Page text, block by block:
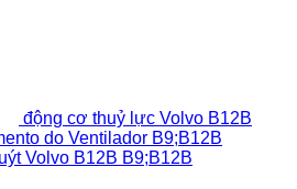
động cơ thuỷ lực Volvo B12B
do Ventilador B9;B12B
Volvo B12B B9;B12B